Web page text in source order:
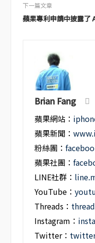
下一篇文章
蘋果專利申請中披露
Brian Fang
蘋果網站：
蘋果新聞：
粉絲團：
蘋果社團：
LINE社群：
YouTube：
Threads：
Instagram：
Twitter：